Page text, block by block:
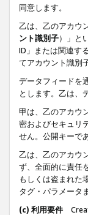
同意します。
乙は、乙のアカウ
ント識別子）」と
ID」または関連す
てアカウント識別
データフィードを
とします。乙は、
甲は、乙のアカウ
密およびセキュリ
せん。公開キーで
乙は、乙のアカウ
ず、全面的に責任
もしくは盗まれた
タグ・パラメータ
(c) 利用要件